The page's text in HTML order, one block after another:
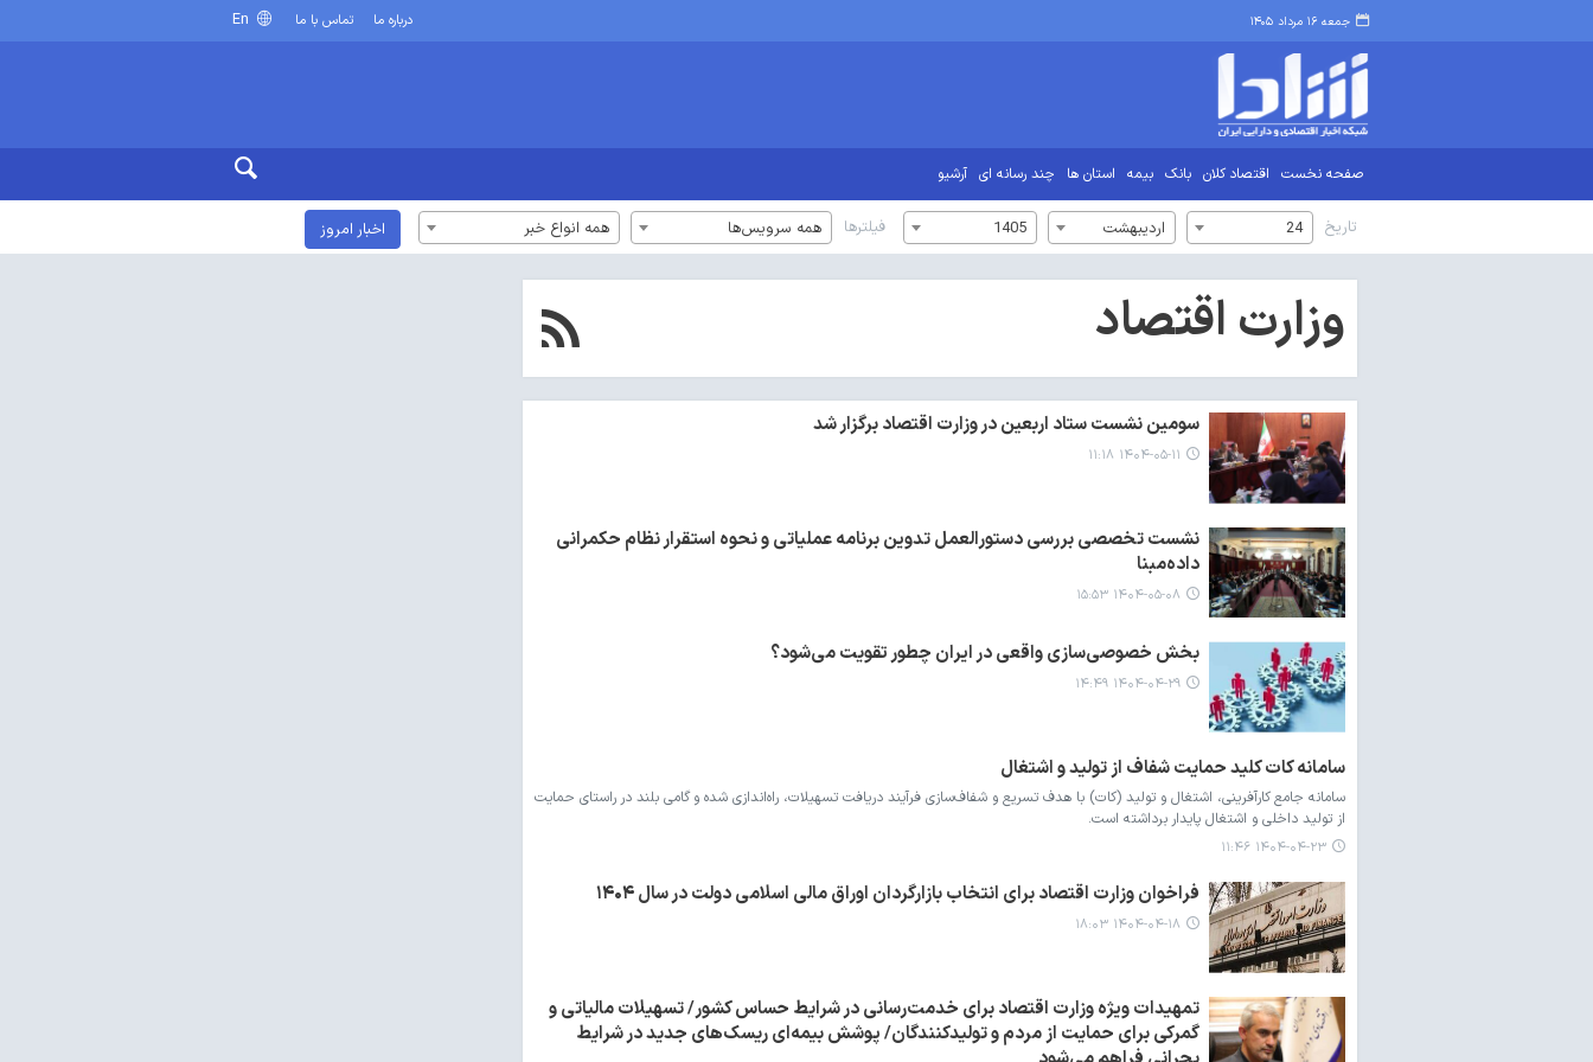
جمعه ۱۶ مرداد ۱۴۰۵ درباره ما تماس با ما
صفحه نخست اقتصاد کلان بانک بیمه استان ها چند رسانه ای آرشیو
تاریخ 24 اردیبهشت 1405 فیلترها همه سرویس‌ها همه انواع خبر اخبار امروز
وزارت اقتصاد
سومین نشست ستاد اربعین در وزارت اقتصاد برگزار شد
۱۴۰۴-۰۵-۱۱ ۱۱:۱۸
نشست تخصصی بررسی دستورالعمل تدوین برنامه عملیاتی و نحوه استقرار نظام حکمرانی
داده‌مبنا
۱۴۰۴-۰۵-۰۸ ۱۵:۵۳
بخش خصوصی‌سازی واقعی در ایران چطور تقویت می‌شود؟
۱۴۰۴-۰۴-۲۹ ۱۴:۴۹
سامانه کات کلید حمایت شفاف از تولید و اشتغال
سامانه جامع کارآفرینی، اشتغال و تولید (کات) با هدف تسریع و شفاف‌سازی فرآیند دریافت تسهیلات، راه‌اندازی شده و گامی بلند در راستای حمایت
از تولید داخلی و اشتغال پایدار برداشته است.
۱۴۰۴-۰۴-۲۳ ۱۱:۴۶
فراخوان وزارت اقتصاد برای انتخاب بازارگردان اوراق مالی اسلامی دولت در سال ۱۴۰۴
۱۴۰۴-۰۴-۱۸ ۱۸:۰۳
تمهیدات ویژه وزارت اقتصاد برای خدمت‌رسانی در شرایط حساس کشور/ تسهیلات مالیاتی و
گمرکی برای حمایت از مردم و تولیدکنندگان/ پوشش بیمه‌ای ریسک‌های جدید در شرایط